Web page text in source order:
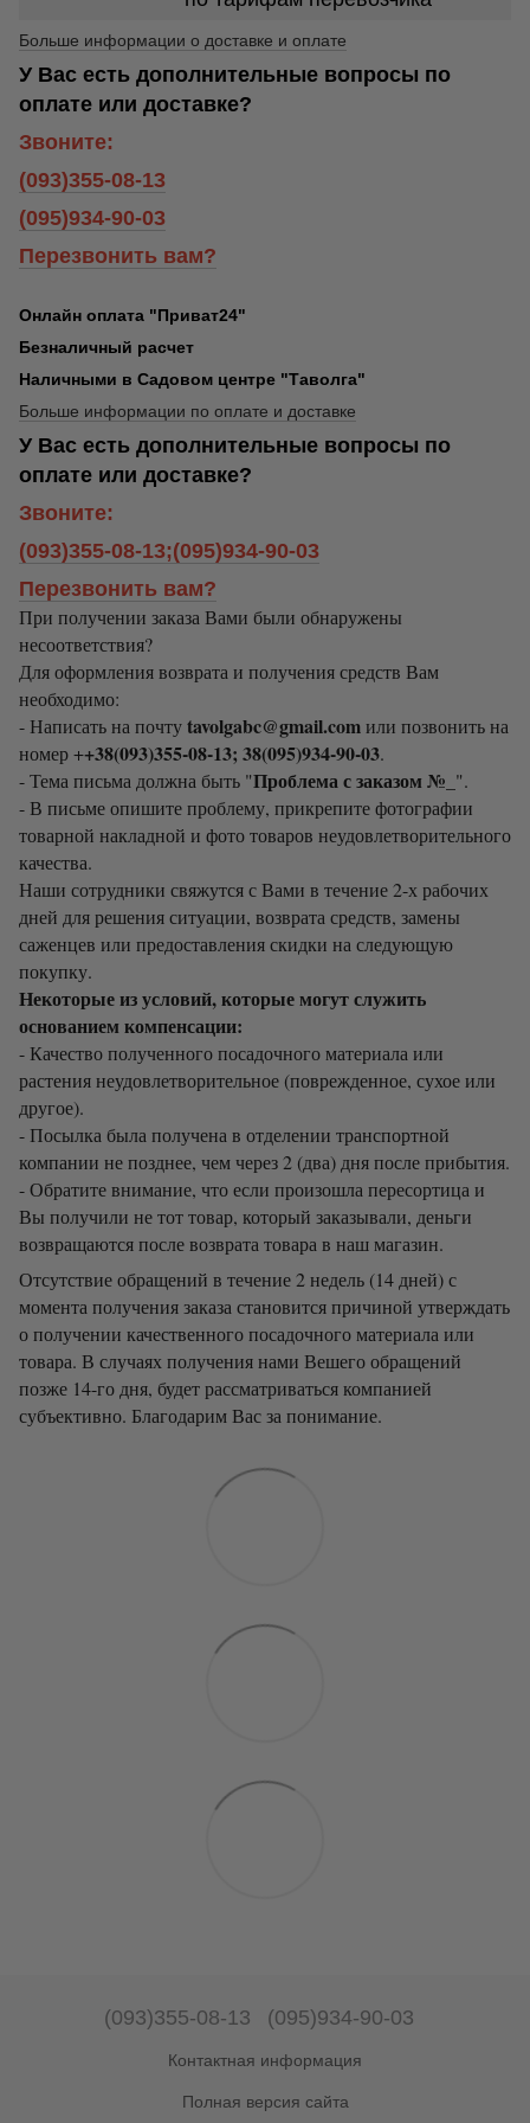
Больше информации о доставке и оплате
У Вас есть дополнительные вопросы по
оплате или доставке?
Звоните:
(093)355-08-13
(095)934-90-03
Перезвонить вам?
Онлайн оплата "Приват24"
Безналичный расчет
Наличными в Садовом центре "Таволга"
Больше информации по оплате и доставке
У Вас есть дополнительные вопросы по
оплате или доставке?
Звоните:
(093)355-08-13;(095)934-90-03
Перезвонить вам?
При получении заказа Вами были обнаружены
несоответствия?
Для оформления возврата и получения средств Вам
необходимо:
- Написать на почтуtavolgabc@gmail.comили позвонить на
номер ++38(093)355-08-13; 38(095)934-90-03.
- Тема письма должна быть "Проблема с заказом №_ ".
- В письме опишите проблему, прикрепите фотографии
товарной накладной и фото товаров неудовлетворительного
качества.
Наши сотрудники свяжутся с Вами в течение 2-х рабочих
дней для решения ситуации, возврата средств, замены
саженцев или предоставления скидки на следующую
покупку.
Некоторые из условий, которые могут служить
основанием компенсации:
- Качество полученного посадочного материала или
растения неудовлетворительное (поврежденное, сухое или
другое).
- Посылка была получена в отделении транспортной
компании не позднее, чем через 2 (два) дня после прибытия.
- Обратите внимание, что если произошла пересортица и
Вы получили не тот товар, который заказывали, деньги
возвращаются после возврата товара в наш магазин.
Отсутствие обращений в течение 2 недель (14 дней) с
момента получения заказа становится причиной утверждать
о получении качественного посадочного материала или
товара. В случаях получения нами Вешего обращений
позже 14-го дня, будет рассматриваться компанией
субъективно. Благодарим Вас за понимание.
(093)355-08-13 (095)934-90-03
Контактная информация
Полная версия сайта